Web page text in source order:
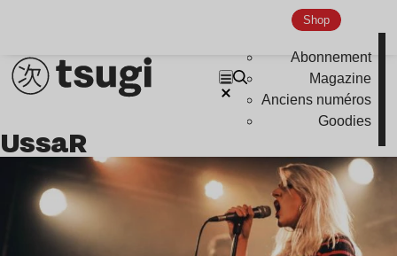
Shop
Abonnement
Magazine
Anciens numéros
Goodies
UssaR